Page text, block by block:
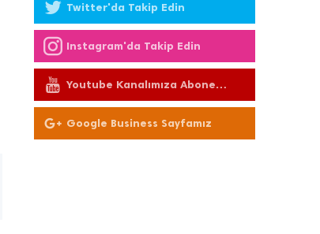
Twitter'da Takip Edin
Instagram'da Takip Edin
Youtube Kanalımıza Abone
Olun
Google Business Sayfamız